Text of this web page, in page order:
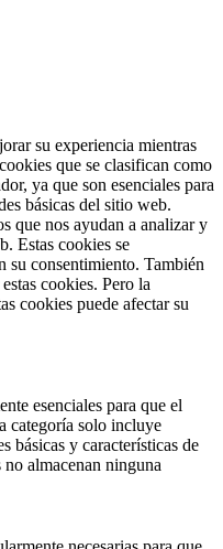
su experiencia mientras
que se clasifican como
ya que son esenciales para
básicas del sitio web.
que nos ayudan a analizar y
Estas cookies se
su consentimiento. También
cookies. Pero la
cookies puede afectar su
esenciales para que el
categoría solo incluye
básicas y características de
almacenan ninguna